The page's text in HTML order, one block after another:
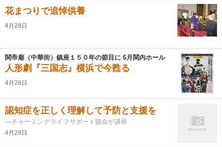
花まつりで追悼供養
4月28日
関帝廟（中華街）鎮座１５０年の節目に 6月関内ホール
人形劇『三国志』横浜で今甦る
4月28日
認知症を正しく理解して予防と支援を
―チャーミングライフサポート協会が講座
4月28日